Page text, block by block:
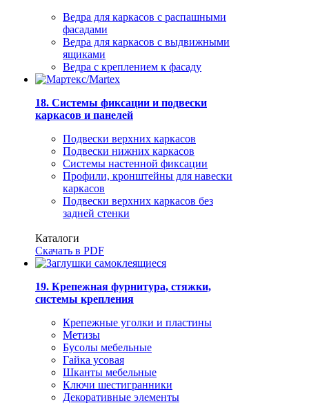
Ведра для каркасов с распашными
фасадами
Ведра для каркасов с выдвижными
ящиками
Ведра с креплением к фасаду
18. Системы фиксации и подвески
каркасов и панелей
Подвески верхних каркасов
Подвески нижних каркасов
Системы настенной фиксации
Профили, кронштейны для навески
каркасов
Подвески верхних каркасов без
задней стенки
Каталоги
Скачать в PDF
19. Крепежная фурнитура, стяжки,
системы крепления
Крепежные уголки и пластины
Метизы
Бусолы мебельные
Гайка усовая
Шканты мебельные
Ключи шестигранники
Декоративные элементы